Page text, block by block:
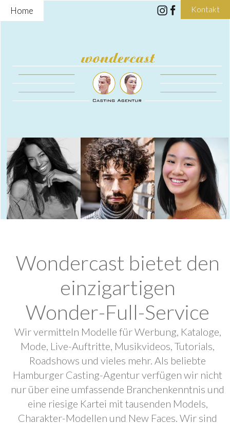
Home Kontakt
Wondercast bietet den
einzigartigen
Wonder-Full-Service
Wir vermitteln Modelle für Werbung, Kataloge,
Mode, Live-Auftritte, Musikvideos, Tutorials,
Roadshows und vieles mehr. Als beliebte
Hamburger Casting-Agentur verfügen wir nicht
nur über eine umfassende Branchenkenntnis und
eine riesige Kartei mit tausenden Models,
Charakter-Modellen und New Faces. Wir sind